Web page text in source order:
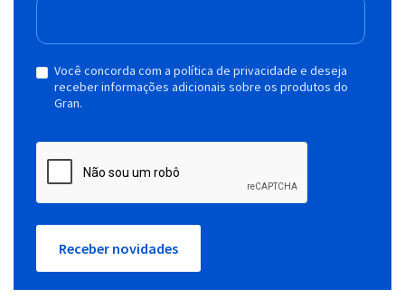
Você concorda com a política de privacidade e deseja
receber informações adicionais sobre os produtos do
Gran.
Receber novidades